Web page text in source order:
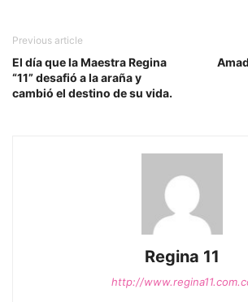
Previous article
El día que la Maestra Regina
“11” desafió a la araña y
cambió el destino de su vida.
Regina 11
http://